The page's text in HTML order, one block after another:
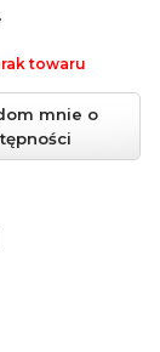
mnie o
towaru